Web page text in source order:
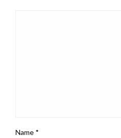
Name *